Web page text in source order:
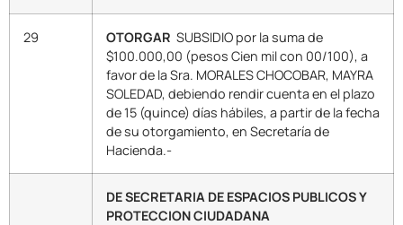
29 OTORGAR SUBSIDIO por la suma de
$100.000,00 (pesos Cien mil con 00/100), a
favor de la Sra. MORALES CHOCOBAR, MAYRA
SOLEDAD, debiendo rendir cuenta en el plazo
de 15 (quince) días hábiles, a partir de la fecha
de su otorgamiento, en Secretaría de
Hacienda.-
DE SECRETARIA DE ESPACIOS PUBLICOS Y
PROTECCION CIUDADANA